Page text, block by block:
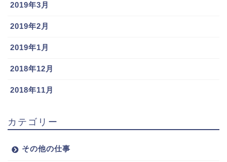
2019年3月
2019年2月
2019年1月
2018年12月
2018年11月
カテゴリー
その他の仕事